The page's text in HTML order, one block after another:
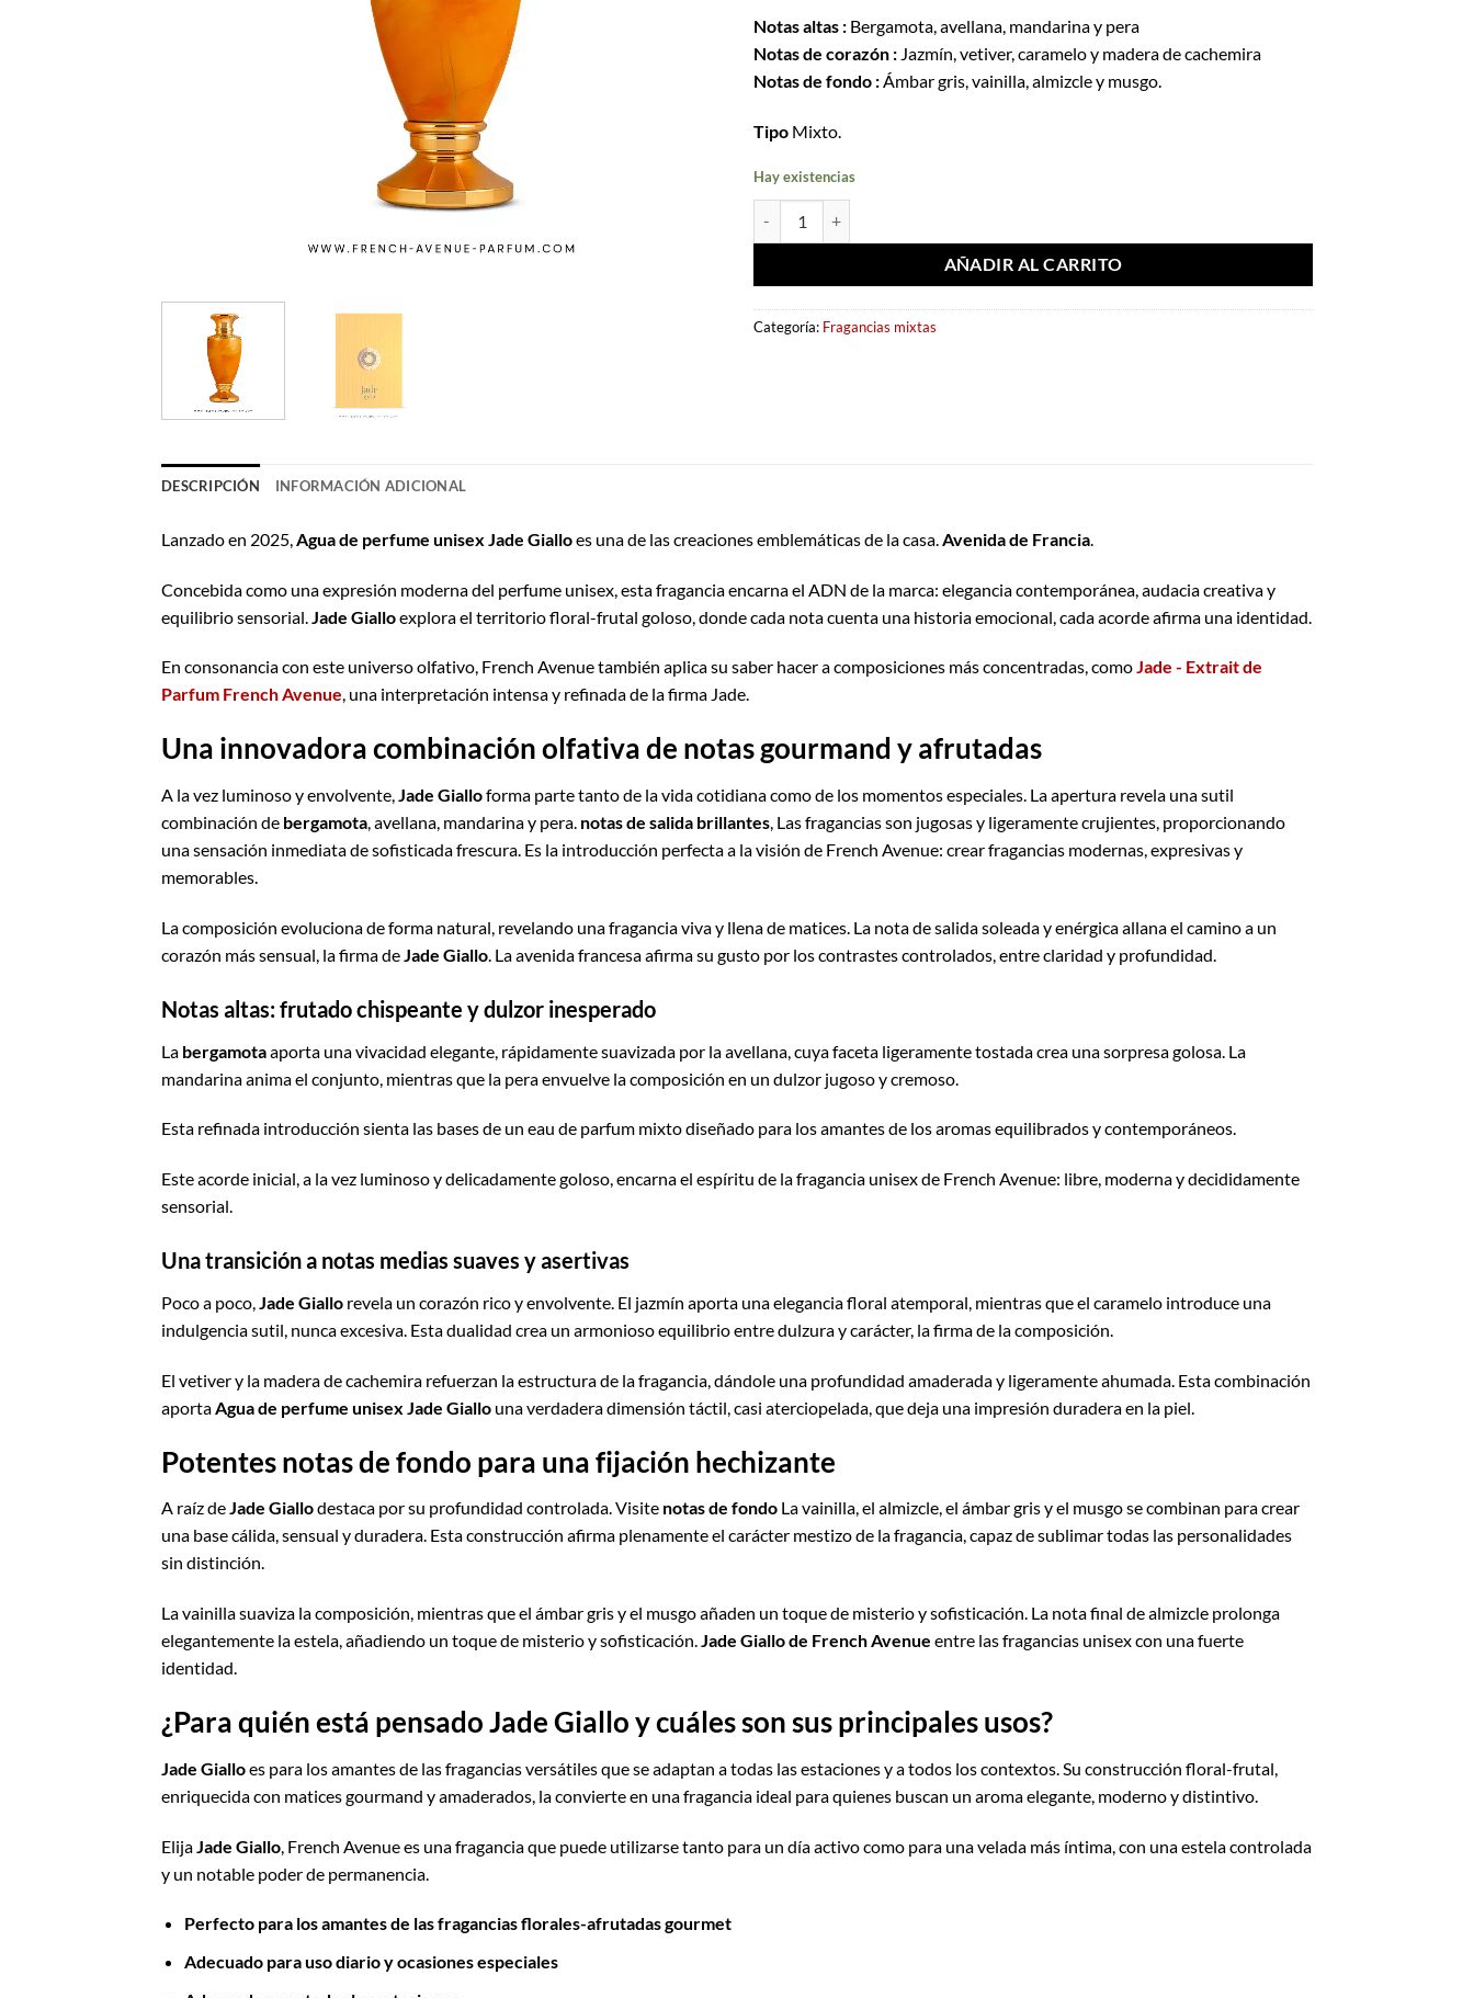
Notas altas : Bergamota, avellana, mandarina y pera
Notas de corazón : Jazmín, vetiver, caramelo y madera de cachemira
Notas de fondo :Ámbar gris, vainilla, almizcle y musgo.
Tipo Mixto.
Hay existencias
AÑADIR AL CARRITO
Categoría: Fragancias mixtas
DESCRIPCIÓN INFORMACIÓN ADICIONAL
Lanzado en 2025,Agua de perfume unisex Jade Gialloes una de las creaciones emblemáticas de la casa.Avenida de Francia.
Concebida como una expresión moderna del perfume unisex, esta fragancia encarna el ADN de la marca: elegancia contemporánea, audacia creativa y
equilibrio sensorial. Jade Gialloexplora el territorio floral-frutal goloso, donde cada nota cuenta una historia emocional, cada acorde afirma una identidad.
En consonancia con este universo olfativo, French Avenue también aplica su saber hacer a composiciones más concentradas, comoJade - Extrait de
Parfum French Avenue, una interpretación intensa y refinada de la firma Jade.
Una innovadora combinación olfativa de notas gourmand y afrutadas
A la vez luminoso y envolvente,Jade Gialloforma parte tanto de la vida cotidiana como de los momentos especiales. La apertura revela una sutil
combinación de bergamota, avellana, mandarina y pera. notas de salida brillantes, Las fragancias son jugosas y ligeramente crujientes, proporcionando
una sensación inmediata de sofisticada frescura. Es la introducción perfecta a la visión de French Avenue: crear fragancias modernas, expresivas y
memorables.
La composición evoluciona de forma natural, revelando una fragancia viva y llena de matices. La nota de salida soleada y enérgica allana el camino a un
corazón más sensual, la firma deJade Giallo. La avenida francesa afirma su gusto por los contrastes controlados, entre claridad y profundidad.
Notas altas: frutado chispeante y dulzor inesperado
La bergamotaaporta una vivacidad elegante, rápidamente suavizada por la avellana, cuya faceta ligeramente tostada crea una sorpresa golosa. La
mandarina anima el conjunto, mientras que la pera envuelve la composición en un dulzor jugoso y cremoso.
Esta refinada introducción sienta las bases de un eau de parfum mixto diseñado para los amantes de los aromas equilibrados y contemporáneos.
Este acorde inicial, a la vez luminoso y delicadamente goloso, encarna el espíritu de la fragancia unisex de French Avenue: libre, moderna y decididamente
sensorial.
Una transición a notas medias suaves y asertivas
Poco a poco,Jade Giallo revela un corazón rico y envolvente. El jazmín aporta una elegancia floral atemporal, mientras que el caramelo introduce una
indulgencia sutil, nunca excesiva. Esta dualidad crea un armonioso equilibrio entre dulzura y carácter, la firma de la composición.
El vetiver y la madera de cachemira refuerzan la estructura de la fragancia, dándole una profundidad amaderada y ligeramente ahumada. Esta combinación
aportaAgua de perfume unisex Jade Giallo una verdadera dimensión táctil, casi aterciopelada, que deja una impresión duradera en la piel.
Potentes notas de fondo para una fijación hechizante
A raíz deJade Giallodestaca por su profundidad controlada. Visite notas de fondo La vainilla, el almizcle, el ámbar gris y el musgo se combinan para crear
una base cálida, sensual y duradera. Esta construcción afirma plenamente el carácter mestizo de la fragancia, capaz de sublimar todas las personalidades
sin distinción.
La vainilla suaviza la composición, mientras que el ámbar gris y el musgo añaden un toque de misterio y sofisticación. La nota final de almizcle prolonga
elegantemente la estela, añadiendo un toque de misterio y sofisticación.Jade Giallo de French Avenue entre las fragancias unisex con una fuerte
identidad.
¿Para quién está pensado Jade Giallo y cuáles son sus principales usos?
Jade Gialloes para los amantes de las fragancias versátiles que se adaptan a todas las estaciones y a todos los contextos. Su construcción floral-frutal,
enriquecida con matices gourmand y amaderados, la convierte en una fragancia ideal para quienes buscan un aroma elegante, moderno y distintivo.
Elija Jade Giallo , French Avenue es una fragancia que puede utilizarse tanto para un día activo como para una velada más íntima, con una estela controlada
y un notable poder de permanencia.
Perfecto para los amantes de las fragancias florales-afrutadas gourmet
Adecuado para uso diario y ocasiones especiales